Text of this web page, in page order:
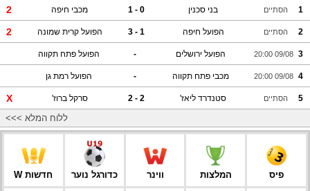
1 הסתיים בני סכנין 0 - 1 מכבי חיפה 2
2 הסתיים הפועל חיפה 1 - 3 הפועל קרית שמונה 2
3
09/08 20:00 הפועל ירושלים - הפועל פתח תקווה
4
09/08 20:00 מכבי פתח תקווה - הפועל רמת גן
5 הסתיים סטנדרד ליאז' 2 - 2 סרקל ברוז' X
ללוח המלא >>>
פיס המלצות ווינר כדורגל נוער חדשות W